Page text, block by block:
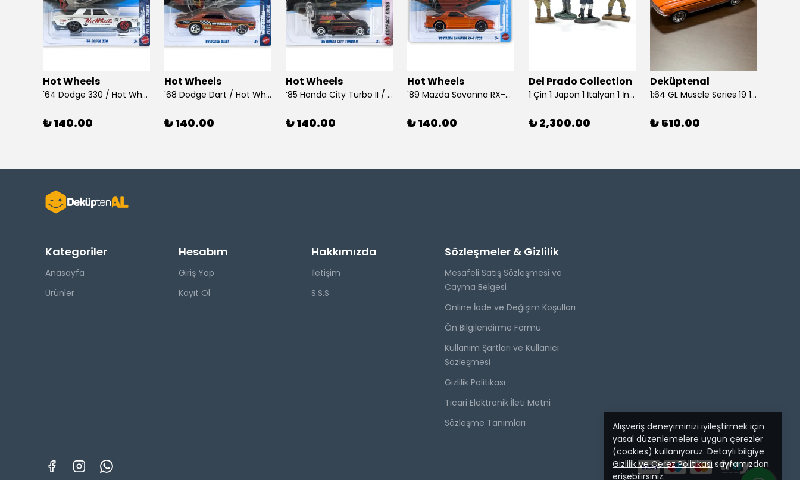
Alışveriş deneyiminizi iyileştirmek için
yasal düzenlemelere uygun çerezler
(cookies) kullanıyoruz. Detaylı bilgiye
Gizlilik ve Çerez Politikası sayfamızdan
erişebilirsiniz.
Hot Wheels
'64 Dodge 330 / Hot Wheels
₺ 140.00
Hot Wheels
'68 Dodge Dart / Hot Wheels
₺ 140.00
Hot Wheels
’85 Honda City Turbo II / Hot Wheels
₺ 140.00
Hot Wheels
'89 Mazda Savanna RX-7 FC3S / Hot Wheels
₺ 140.00
Del Prado Collection
1 Çin 1 Japon 1 İtalyan 1 İngiliz Askeri (Del Prado Collection)
₺ 2,300.00
Deküptenal
1:64 GL Muscle Series 19 1968 Ford Mustang GT Madagascar Orange Diecast Model Araba
₺ 510.00
Kategoriler
Anasayfa
Ürünler
Hesabım
Giriş Yap
Kayıt Ol
Hakkımızda
İletişim
S.S.S
Sözleşmeler & Gizlilik
Mesafeli Satış Sözleşmesi ve
Cayma Belgesi
Online İade ve Değişim Koşulları
Ön Bilgilendirme Formu
Kullanım Şartları ve Kullanıcı
Sözleşmesi
Gizlilik Politikası
Ticari Elektronik İleti Metni
Sözleşme Tanımları